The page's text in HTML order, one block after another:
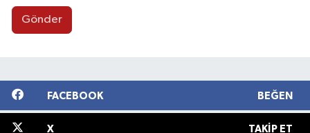
Gönder
FACEBOOK BEĞEN
X TAKIP ET